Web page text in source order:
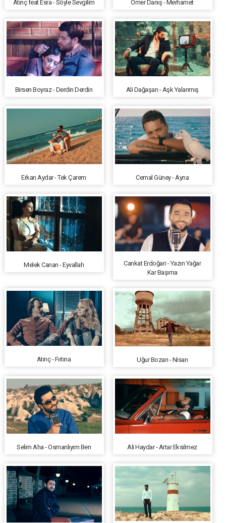
Atınç feat Esra - Söyle Sevgilim Ömer Danış - Merhamet
Birsen Boyraz - Derdin Derdin Ali Dağaşan - Aşk Yalanmış
Erkan Aydar - Tek Çarem Cemal Güney - Ayna
Melek Canan - Eyvallah
Cankat Erdoğan - Yazın Yağar
Kar Başıma
Atınç - Fırtına Uğur Bozan - Nisan
Selim Aha - Osmanlıyım Ben Ali Haydar - Artar Eksilmez